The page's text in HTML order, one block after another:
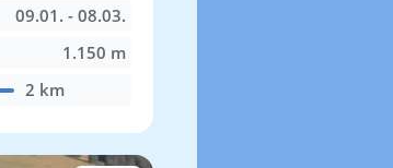
09.01. - 08.03.
1.150 m
2 km